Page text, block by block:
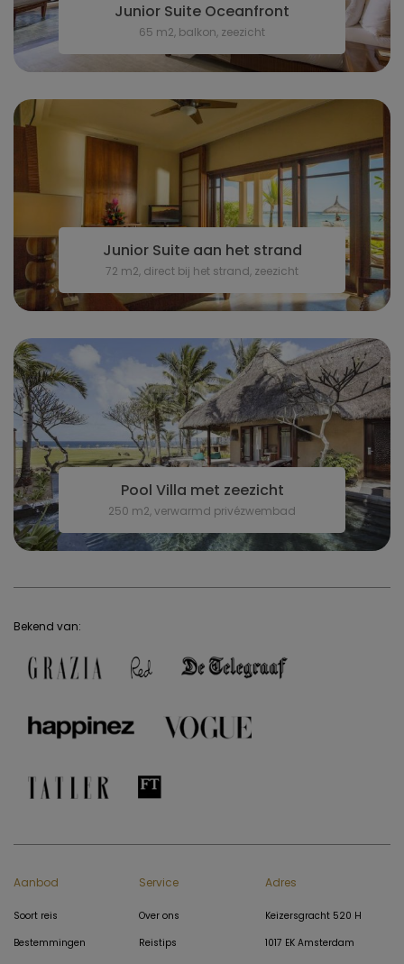
Junior Suite Oceanfront
65 m2, balkon, zeezicht
Junior Suite aan het strand
72 m2, direct bij het strand, zeezicht
Pool Villa met zeezicht
250 m2, verwarmd privézwembad
Bekend van:
Aanbod
Soort reis
Bestemmingen
Service
Over ons
Reistips
Adres
Keizersgracht 520 H
1017 EK Amsterdam